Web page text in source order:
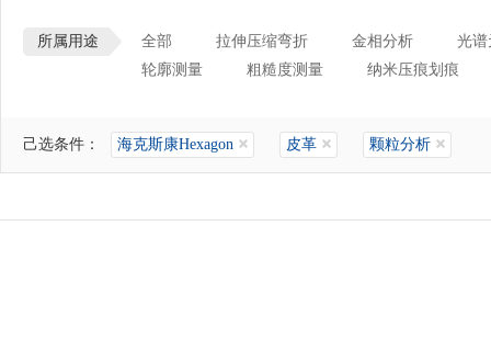
所属用途 全部 拉伸压缩弯折 金相分析
光谱
轮廓测量
粗糙度测量 纳米压痕划痕
己选条件： 海克斯康Hexagon 皮革 颗粒分析